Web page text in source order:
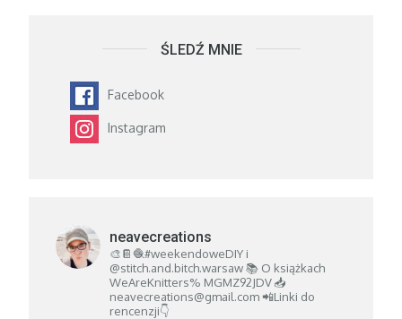
ŚLEDŹ MNIE
Facebook
Instagram
neavecreations
🎨📔🧶#weekendoweDIY i
@stitch.and.bitch.warsaw📚 O książkach
WeAreKnitters% MGMZ92JDV📥
neavecreations@gmail.com📲Linki do
rencenzji👇